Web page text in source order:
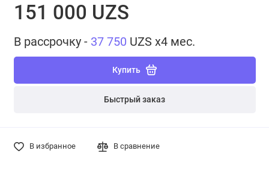
151 000 UZS
В рассрочку - 37 750 UZS x4 мес.
Купить
Быстрый заказ
В избранное В сравнение